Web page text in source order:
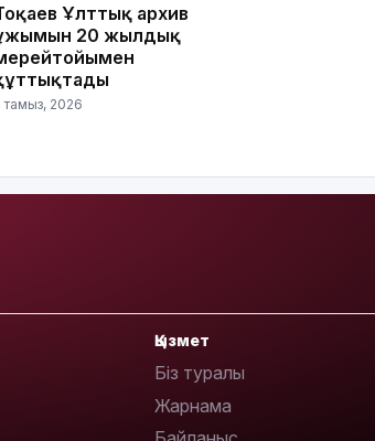
Ұлттық архив
20 жылдық
тамыз, 2026
Қызмет
Біз туралы
Жарнама